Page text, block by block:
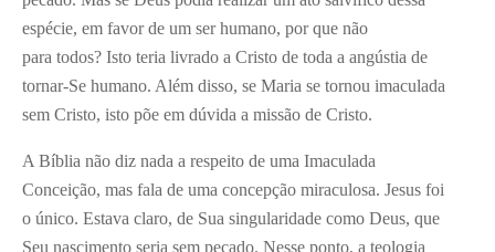
espécie, em favor de um ser humano, por que não
para todos? Isto teria livrado a Cristo de toda a angústia de
tornar-Se humano. Além disso, se Maria se tornou imaculada
sem Cristo, isto põe em dúvida a missão de Cristo.
A Bíblia não diz nada a respeito de uma Imaculada
Conceição, mas fala de uma concepção miraculosa. Jesus foi
o único. Estava claro, de Sua singularidade como Deus, que
Seu nascimento seria sem pecado. Nesse ponto, a teologia